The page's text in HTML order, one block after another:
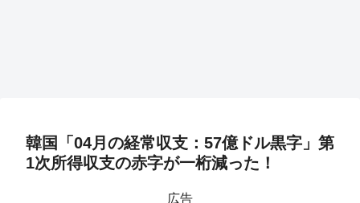
韓国「04月の経常収支：57億ドル黒字」第
1次所得収支の赤字が一桁減った！
広告